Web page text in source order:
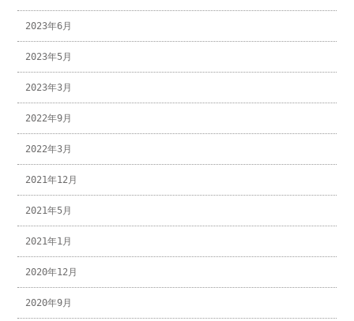
2023年6月
2023年5月
2023年3月
2022年9月
2022年3月
2021年12月
2021年5月
2021年1月
2020年12月
2020年9月